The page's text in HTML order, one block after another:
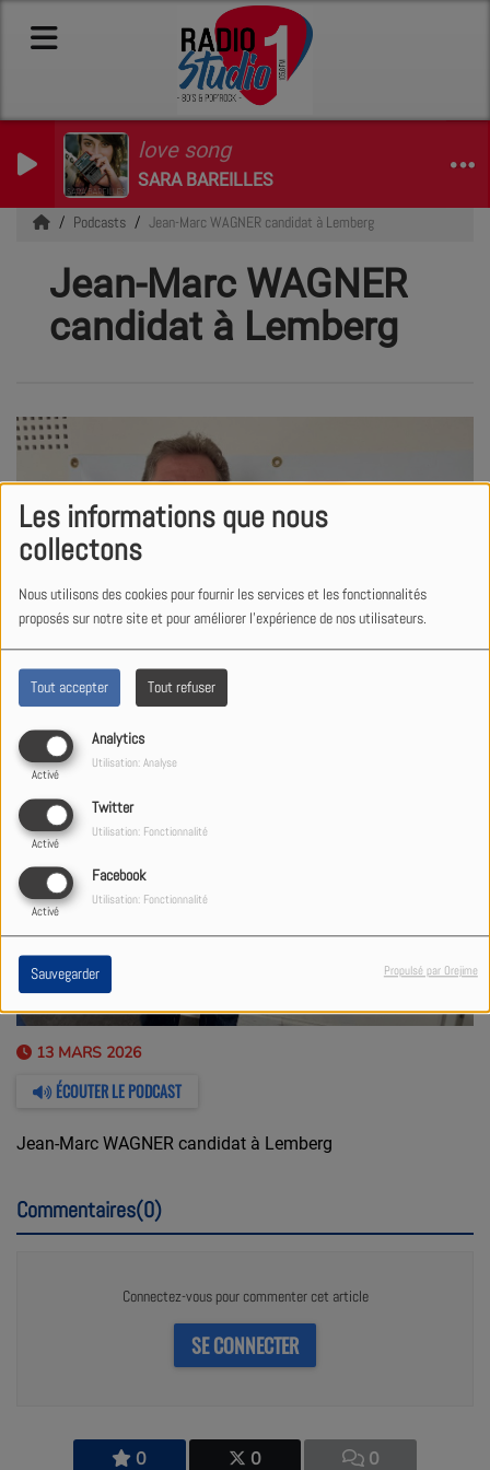
Les informations que nous
collectons
Nous utilisons des cookies pour fournir les services et les fonctionnalités
proposés sur notre site et pour améliorer l'expérience de nos utilisateurs.
Tout accepter Tout refuser
Analytics
Activé
Utilisation: Analyse
Twitter
Activé
Utilisation: Fonctionnalité
Facebook
Activé
Utilisation: Fonctionnalité
Sauvegarder Propulsé par Orejime
love song
SARA BAREILLES
Podcasts Jean-Marc WAGNER candidat à Lemberg
Jean-Marc WAGNER
candidat à Lemberg
0 0 0
13 MARS 2026
ÉCOUTER LE PODCAST
Jean-Marc WAGNER candidat à Lemberg
Commentaires(0)
Connectez-vous pour commenter cet article
SE CONNECTER